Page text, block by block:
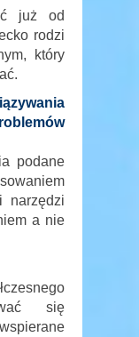
już od
rodzi
który
podane
narzędzi
a nie
się